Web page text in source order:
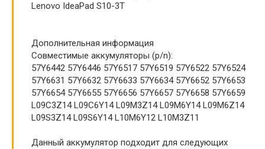
Lenovo IdeaPad S10-3T
Дополнительная информация
Совместимые аккумуляторы (p/n):
57Y6442 57Y6446 57Y6517 57Y6519 57Y6522 57Y6524
57Y6631 57Y6632 57Y6633 57Y6634 57Y6652 57Y6653
57Y6654 57Y6655 57Y6656 57Y6657 57Y6658 57Y6659
L09C3Z14 L09C6Y14 L09M3Z14 L09M6Y14 L09M6Z14
L09S3Z14 L09S6Y14 L10M6Y12 L10M3Z11
Данный аккумулятор подходит для следующих